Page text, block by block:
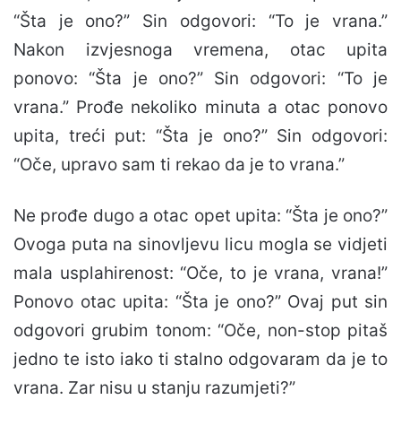
“Šta je ono?” Sin odgovori: “To je vrana.”
Nakon izvjesnoga vremena, otac upita
ponovo: “Šta je ono?” Sin odgovori: “To je
vrana.” Prođe nekoliko minuta a otac ponovo
upita, treći put: “Šta je ono?” Sin odgovori:
“Oče, upravo sam ti rekao da je to vrana.”
Ne prođe dugo a otac opet upita: “Šta je ono?”
Ovoga puta na sinovljevu licu mogla se vidjeti
mala usplahirenost: “Oče, to je vrana, vrana!”
Ponovo otac upita: “Šta je ono?” Ovaj put sin
odgovori grubim tonom: “Oče, non-stop pitaš
jedno te isto iako ti stalno odgovaram da je to
vrana. Zar nisu u stanju razumjeti?”